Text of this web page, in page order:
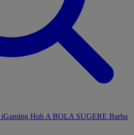
iGaming Hub A BOLA SUGERE Barba